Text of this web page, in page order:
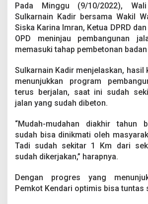
l
a
n
n
e
r
n
r
o
a
R
m
p
Pada Minggu (9/10/2022),
Sulkarnain Kadir bersama Wakil
Siska Karina Imran, Ketua DPRD
OPD meninjau pembangunan
memasuki tahap pembetonan
Sulkarnain Kadir menjelaskan, hasil
menunjukkan program
terus berjalan, saat ini sudah
jalan yang sudah dibeton.
“Mudah-mudahan diakhir tahun
sudah bisa dinikmati oleh
Tadi sudah sekitar 1 Km dari
sudah dikerjakan,” harapnya.
Dengan progres yang
Pemkot Kendari optimis bisa tuntas